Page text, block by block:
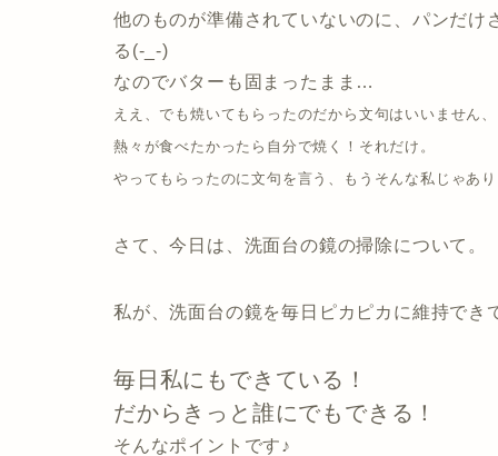
他のものが準備されていないのに、パンだ
る(-_-)
なのでバターも固まったまま…
ええ、でも焼いてもらったのだから文句はいいません、
熱々が食べたかったら自分で焼く！それだけ。
やってもらったのに文句を言う、もうそんな私じゃあ
さて、今日は、洗面台の鏡の掃除について。
私が、洗面台の鏡を毎日ピカピカに維持でき
毎日私にもできている！
だからきっと誰にでもできる！
そんなポイントです♪